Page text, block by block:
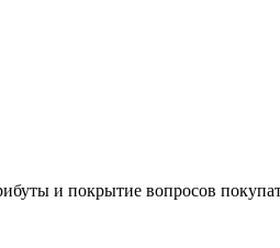
и покрытие вопросов